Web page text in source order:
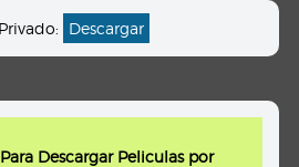
Descargar
Descargar Peliculas por